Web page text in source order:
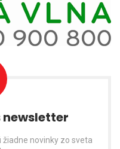
newsletter
žiadne novinky zo sveta